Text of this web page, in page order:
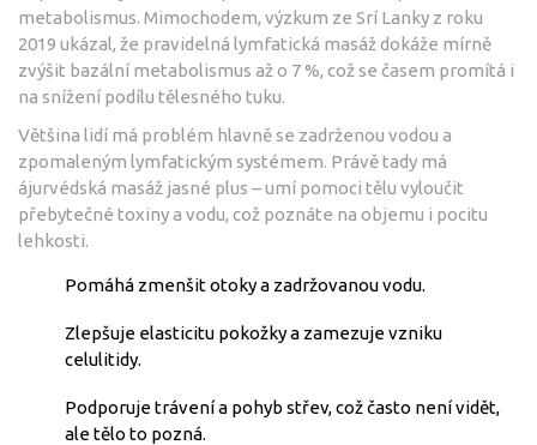
metabolismus. Mimochodem, výzkum ze Srí Lanky z roku
2019 ukázal, že pravidelná lymfatická masáž dokáže mírně
zvýšit bazální metabolismus až o 7 %, což se časem promítá i
na snížení podílu tělesného tuku.
Většina lidí má problém hlavně se zadrženou vodou a
zpomaleným lymfatickým systémem. Právě tady má
ájurvédská masáž jasné plus – umí pomoci tělu vyloučit
přebytečné toxiny a vodu, což poznáte na objemu i pocitu
lehkosti.
Pomáhá zmenšit otoky a zadržovanou vodu.
Zlepšuje elasticitu pokožky a zamezuje vzniku
celulitidy.
Podporuje trávení a pohyb střev, což často není vidět,
ale tělo to pozná.